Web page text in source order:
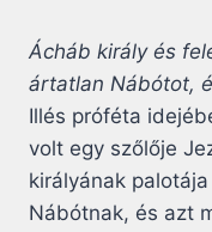
Ácháb király és
ártatlan Nábótot,
Illés próféta
volt egy szőlője
királyának
Nábótnak, és azt